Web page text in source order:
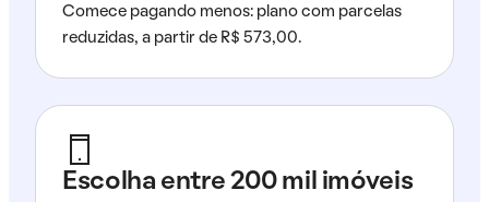
Comece pagando menos: plano com parcelas
reduzidas, a partir de R$ 573,00.
Escolha entre 200 mil imóveis